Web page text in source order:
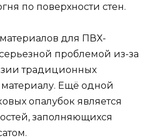
по поверхности стен.
для ПВХ-
проблемой из-за
традиционных
материалу. Ещё одной
опалубок является
заполняющихся